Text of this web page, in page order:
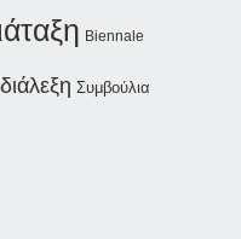
Biennale
διάλεξη Συμβούλια